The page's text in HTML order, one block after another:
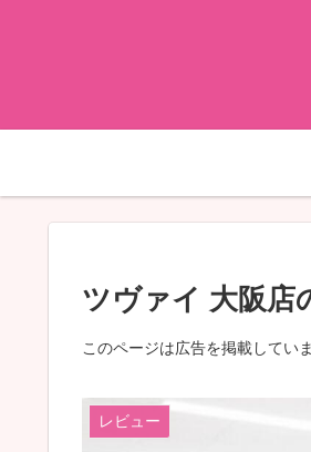
ツヴァイ 大阪店
このページは広告を掲載していま
レビュー